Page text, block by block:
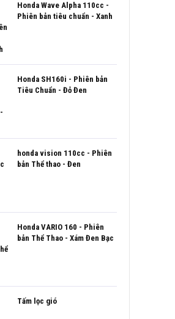
Honda Wave Alpha 110cc -
Phiên bản tiêu chuẩn - Xanh
Honda SH160i - Phiên bản
Tiêu Chuẩn - Đỏ Đen
honda vision 110cc - Phiên
bản Thể thao - Đen
Honda VARIO 160 - Phiên
bản Thể Thao - Xám Đen Bạc
Tấm lọc gió